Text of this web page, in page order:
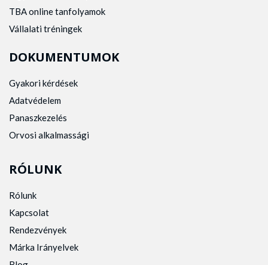
TBA online tanfolyamok
Vállalati tréningek
DOKUMENTUMOK
Gyakori kérdések
Adatvédelem
Panaszkezelés
Orvosi alkalmassági
RÓLUNK
Rólunk
Kapcsolat
Rendezvények
Márka Irányelvek